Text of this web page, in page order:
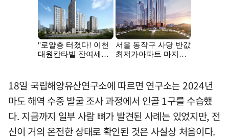
18일 국립해양유산연구소에 따르면 연구소는 2024년
마도 해역 수중 발굴 조사 과정에서 인골 1구를 수습했
다. 지금까지 일부 사람 뼈가 발견된 사례는 있었지만, 전
신이 거의 온전한 상태로 확인된 것은 사실상 처음이다.